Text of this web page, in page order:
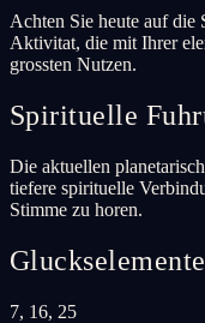
Achten Sie heute auf
Aktivitat, die mit Ihrer
grossten Nutzen.
Spirituelle
Die aktuellen
tiefere spirituelle
Stimme zu horen.
7, 16, 25